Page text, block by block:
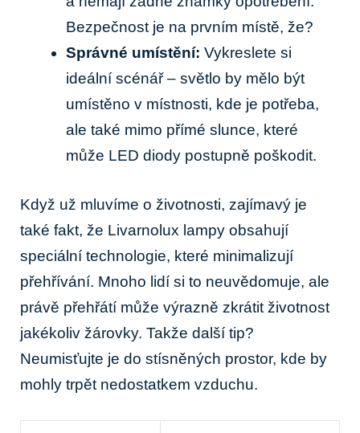
‌Bezpečnost ‌je na⁣ prvním místě,‌ že?
Správné umístění: Vykreslete si‌
ideální scénář –‌ světlo ⁤by mělo být
umístěno v⁣ místnosti,​ kde je potřeba,
ale také mimo přímé‍ slunce, které
může LED diody ​postupně poškodit. ⁤
Když už mluvíme ‍o‌ životnosti, zajímavý ⁣je
také⁢ fakt, že Livarnolux‍ lampy obsahují
speciální technologie, které minimalizují‌
přehřívání.​ Mnoho lidí ​si to neuvědomuje, ale
právě přehřátí může výrazně zkrátit⁢ životnost
jakékoliv žárovky. Takže další tip?
Neumisťujte⁤ je do stísněných prostor, kde ⁣by
mohly⁤ trpět nedostatkem vzduchu.